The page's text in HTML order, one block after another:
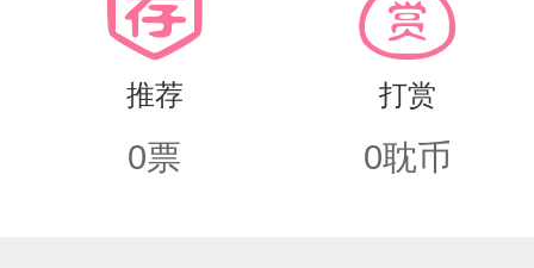
推荐
0票
打赏
0耽币